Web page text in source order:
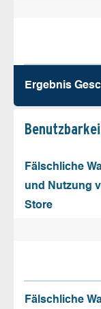
Ergebnis
Fälschliche
und Nutzung
Store
Fälschliche